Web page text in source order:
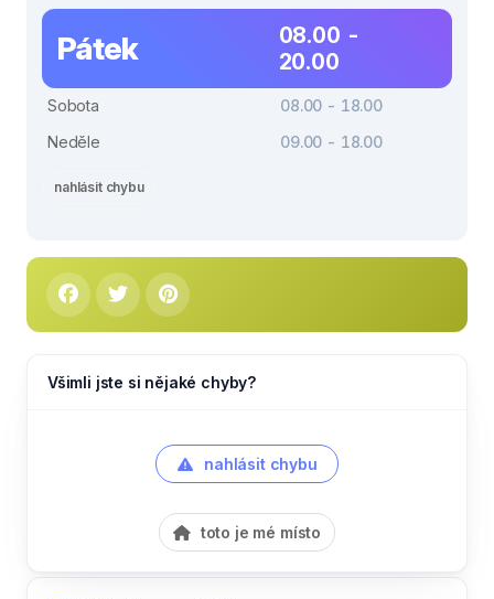
Pátek
08.00 -
20.00
Sobota
08.00 - 18.00
Neděle
09.00 - 18.00
nahlásit chybu
Všimli jste si nějaké chyby?
nahlásit chybu
toto je mé místo